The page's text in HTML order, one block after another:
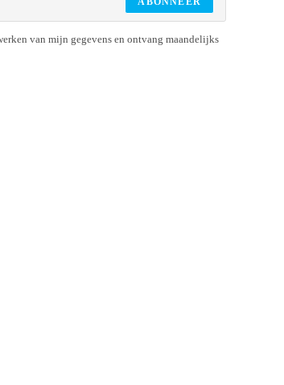
van mijn gegevens en ontvang maandelijks